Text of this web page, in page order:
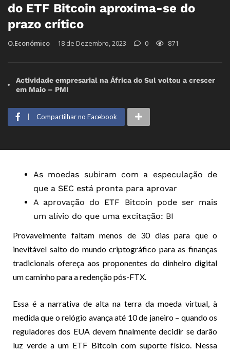
do ETF Bitcoin aproxima-se do
prazo crítico
O.Económico 18 de Dezembro, 2023 0 871
Actividade empresarial na África do Sul voltou a crescer
em Maio – PMI
Compartilhar no Facebook
As moedas subiram com a especulação de
que a SEC está pronta para aprovar
A aprovação do ETF Bitcoin pode ser mais
um alívio do que uma excitação: BI
Provavelmente faltam menos de 30 dias para que o
inevitável salto do mundo criptográfico para as finanças
tradicionais ofereça aos proponentes do dinheiro digital
um caminho para a redenção pós-FTX.
Essa é a narrativa de alta na terra da moeda virtual, à
medida que o relógio avança até 10 de janeiro – quando os
reguladores dos EUA devem finalmente decidir se darão
luz verde a um ETF Bitcoin com suporte físico. Nessa